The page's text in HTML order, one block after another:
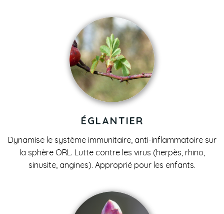
ÉGLANTIER
Dynamise le système immunitaire, anti-inflammatoire sur
la sphère ORL. Lutte contre les virus (herpès, rhino,
sinusite, angines). Approprié pour les enfants.